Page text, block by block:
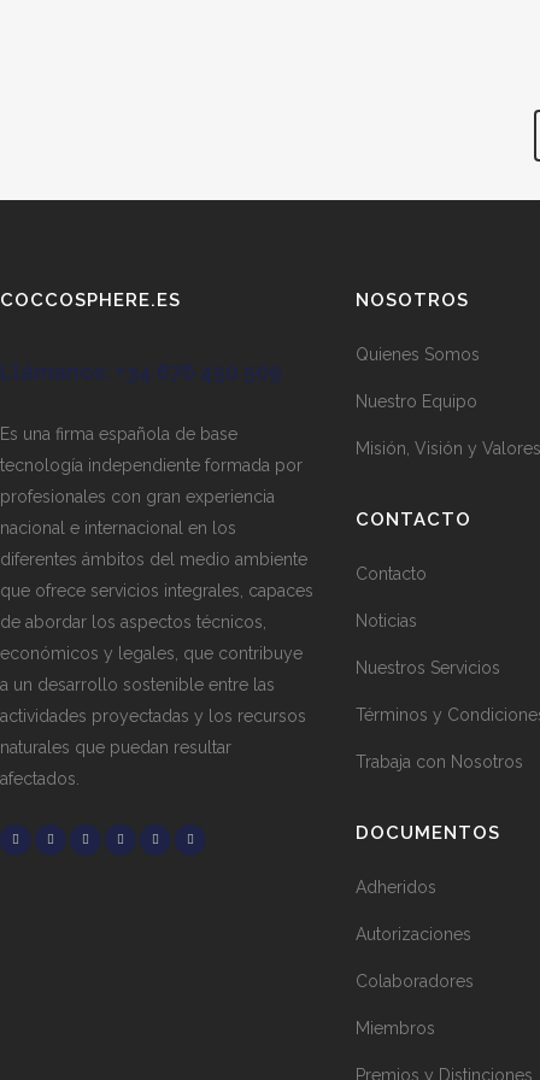
COCCOSPHERE.ES
Llámanos: +34 676 450 509
Es una firma española de base
tecnología independiente formada por
profesionales con gran experiencia
nacional e internacional en los
diferentes ámbitos del medio ambiente
que ofrece servicios integrales, capaces
de abordar los aspectos técnicos,
económicos y legales, que contribuye
a un desarrollo sostenible entre las
actividades proyectadas y los recursos
naturales que puedan resultar
afectados.
NOSOTROS
Quienes Somos
Nuestro Equipo
Misión, Visión y Valores
CONTACTO
Contacto
Noticias
Nuestros Servicios
Términos y
Trabaja con Nosotros
DOCUMENTOS
Adheridos
Autorizaciones
Colaboradores
Miembros
Premios y Distinciones